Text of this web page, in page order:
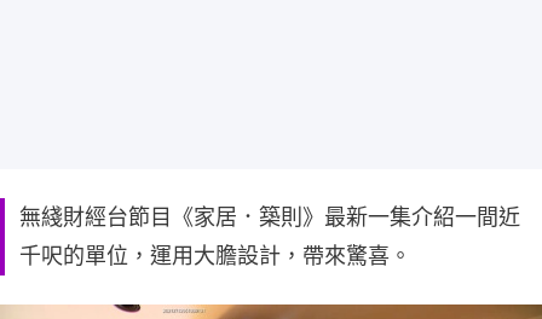
無綫財經台節目《家居．築則》最新一集介紹一間近
千呎的單位，運用大膽設計，帶來驚喜。